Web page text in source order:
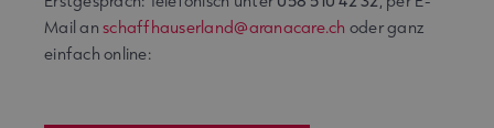
Mail anschaffhauserland@aranacare.ch oder ganz
einfach online: